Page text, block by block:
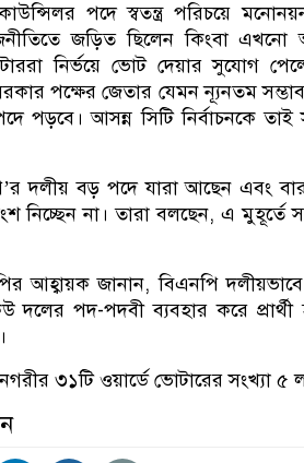
পদে স্বতন্ত্র পরিচয়ে
জড়িত ছিলেন কিংবা এখনো
নির্ভয়ে ভোট দেয়ার সুযোগ
পক্ষের জেতার যেমন ন্যূনতম
পড়বে। আসন্ন সিটি নির্বাচনকে
দলীয় বড় পদে যারা আছেন এবং
নিচ্ছেন না। তারা বলছেন, এ
আহ্বায়ক জানান, বিএনপি
দলের পদ-পদবী ব্যবহার করে
নগরীর ৩১টি ওয়ার্ডে ভোটারের সংখ্যা